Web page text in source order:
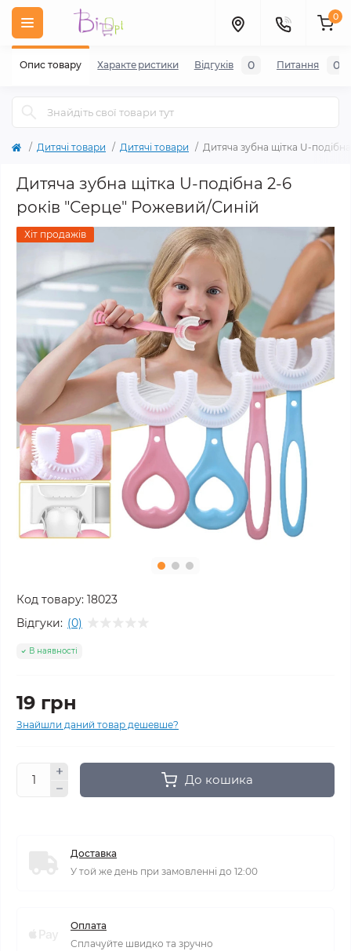
0
Дитячі товари Дитячі товари Дитяча зубна щітка U-
Дитяча зубна щітка U-подібна 2-6
років "Серце" Рожевий/Синій
Хіт продажів
Код товару: 18023
Відгуки: (0)
В наявності
19 грн
Знайшли даний товар дешевше?
До кошика
Доставка
У той же день при замовленні до 12:00
Оплата
Сплачуйте швидко та зручно
Опис товару Характеристики Відгуків 0 Питання 0